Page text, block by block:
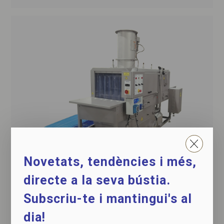
Túnel de rentat automàtic
Novetats, tendències i més,
directe a la seva bústia.
Subscriu-te i mantingui's al
dia!